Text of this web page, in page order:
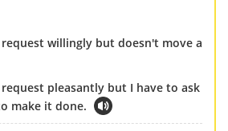
request willingly but doesn't move a
request pleasantly but I have to ask
make it done.